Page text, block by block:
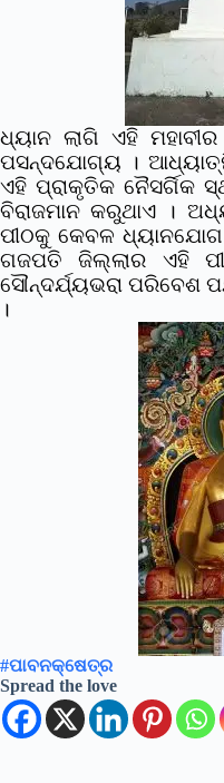
ଧ୍ୟାନ ଲାଗି ଏହି
ପସନ୍ଦଯୋଗ୍ୟ ।
ଏହି ପ୍ରାକୃତିକ ନୈସର୍ଗିକ
ବିରାଜମାନ କରୁଥାଏ ।
ପୀଠକୁ କେବଳ
ଗଜପତି ଜିଲ୍ଲାର ଏହି
ସୌନ୍ଦର୍ଯ୍ୟଭରା ପରିବେଶ
।
#ପାବନକ୍ଷେତ୍ର
Spread the love